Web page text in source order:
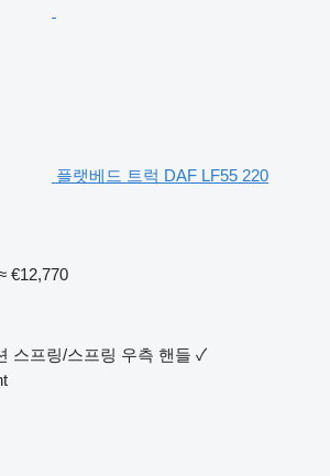
플랫베드 트럭 DAF LF55 220
€12,770
스프링/스프링 우측 핸들 ✓